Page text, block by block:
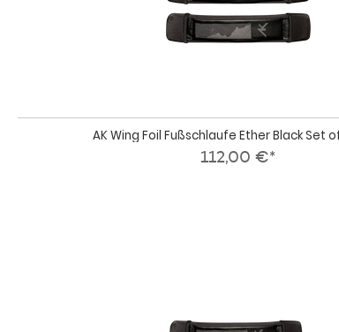
AK Wing Foil Fußschlaufe Ether Black Set
112,00 €*